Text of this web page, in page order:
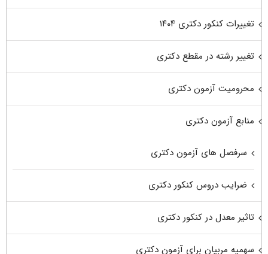
تغییرات کنکور دکتری ۱۴۰۴
تغییر رشته در مقطع دکتری
محرومیت آزمون دکتری
منابع آزمون دکتری
سرفصل های آزمون دکتری
ضرایب دروس کنکور دکتری
تاثیر معدل در کنکور دکتری
سهمیه مربیان برای آزمون دکتری